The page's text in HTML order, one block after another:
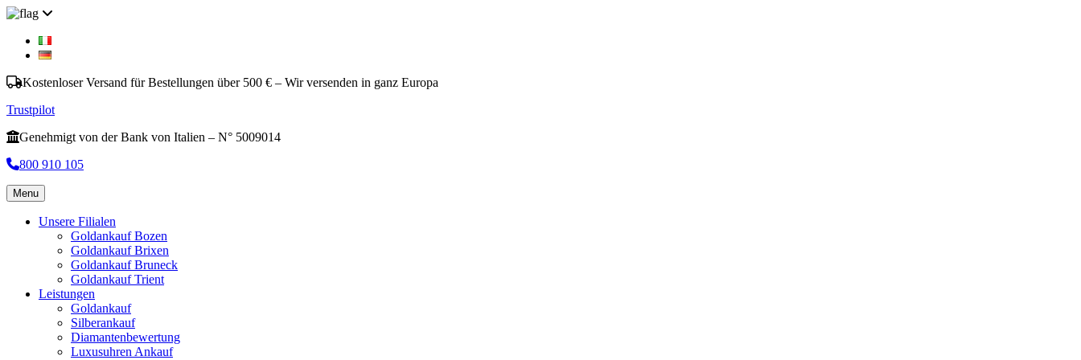
Kostenloser Versand für Bestellungen über 500 € – Wir versenden in ganz Europa
Trustpilot
Genehmigt von der Bank von Italien – N° 5009014
800 910 105
Menu
Unsere Filialen
Goldankauf Bozen
Goldankauf Brixen
Goldankauf Bruneck
Goldankauf Trient
Leistungen
Goldankauf
Silberankauf
Diamantenbewertung
Luxusuhren Ankauf